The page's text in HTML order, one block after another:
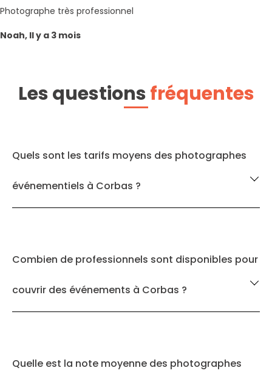
Photographe très professionnel
Noah, Il y a 3 mois
Les questionsfréquentes
Quels sont les tarifs moyens des photographes
événementiels à Corbas ?
Combien de professionnels sont disponibles pour
couvrir des événements à Corbas ?
Quelle est la note moyenne des photographes